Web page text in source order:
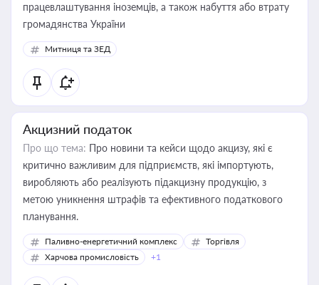
працевлаштування іноземців, а також набуття або втрату
громадянства України
Митниця та ЗЕД
Акцизний податок
Про що тема: Про новини та кейси щодо акцизу, які є
критично важливим для підприємств, які імпортують,
виробляють або реалізують підакцизну продукцію, з
метою уникнення штрафів та ефективного податкового
планування.
Паливно-енергетичний комплекс
Торгівля
Харчова промисловість
+1